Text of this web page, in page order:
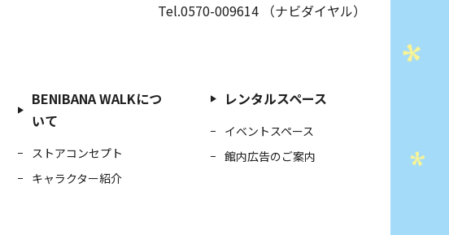
Tel.0570-009614 （ナビダイヤル）
BENIBANA WALKにつ
いて
ストアコンセプト
キャラクター紹介
レンタルスペース
イベントスペース
館内広告のご案内